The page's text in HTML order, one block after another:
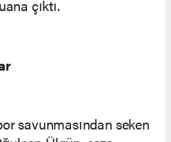
çıktı.
savunmasından seken